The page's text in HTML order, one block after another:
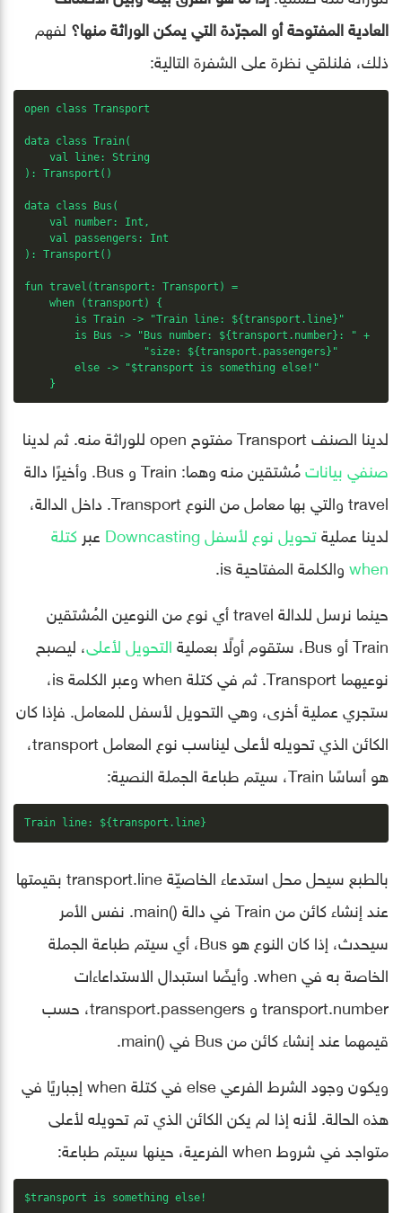
العادية المفتوحة أو المجرّدة التي يمكن الوراثة منها؟ لفهم
ذلك، فلنلقي نظرة على الشفرة التالية:
open class Transport
data class Train(
    val line: String
): Transport()
data class Bus(
    val number: Int,
    val passengers: Int
): Transport()
fun travel(transport: Transport) =
    when (transport) {
        is Train -> "Train line: ${transport.line}"
        is Bus -> "Bus number: ${transport.number}: " +
                   "size: ${transport.passengers}"
        else -> "$transport is something else!"
    }
لدينا الصنف Transport مفتوح open للوراثة منه. ثم لدينا
صنفي بيانات
مُشتقين منه وهما: Train و Bus. وأخيرًا دالة
travel والتي بها معامل من النوع Transport. داخل الدالة،
لدينا عمليةتحويل نوع لأسفل Downcasting عبر كتلة
whenوالكلمة المفتاحية is.
حينما نرسل للدالة travel أي نوع من النوعين المُشتقين
Train أو Bus، ستقوم أولًا بعملية
التحويل لأعلى، ليصبح
نوعيهما Transport. ثم في كتلة when وعبر الكلمة is،
ستجري عملية أخرى، وهي التحويل لأسفل للمعامل. فإذا كان
الكائن الذي تحويله لأعلى ليناسب نوع المعامل transport،
هو أساسًا Train، سيتم طباعة الجملة النصية:
Train line: ${transport.line}
بالطبع سيحل محل استدعاء الخاصيّة transport.line بقيمتها
عند إنشاء كائن من Train في دالة ()main. نفس الأمر
سيحدث، إذا كان النوع هو Bus، أي سيتم طباعة الجملة
الخاصة به في when. وأيضًا استبدال الاستداعاءات
transport.number و transport.passengers، حسب
قيمهما عند إنشاء كائن من Bus في ()main.
ويكون وجود الشرط الفرعي else في كتلة when إجباريًا في
هذه الحالة. لأنه إذا لم يكن الكائن الذي تم تحويله لأعلى
متواجد في شروط when الفرعية، حينها سيتم طباعة:
$transport is something else!